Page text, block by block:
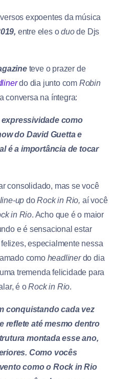
expoentes da música
entre eles oduode Djs
teve o prazer de
do dia junto com Robin
conversa na íntegra:
expressividade como
do David Guetta e
é a importância de tocar
consolidado, mas se você
line-up doRock in Rio, aí você
in Rio. Acho que é o maior
e é sensacional estar
especialmente nessa
como headlinerdo dia
tremenda felicidade para
é oRock in Rio.
conquistando cada vez
reflete até mesmo dentro
montada esse ano,
Como vocês
como o Rock in Rio